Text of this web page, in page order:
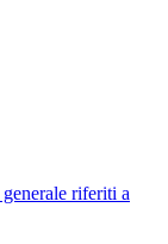
riferiti a